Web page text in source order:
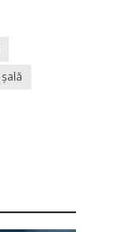
şală